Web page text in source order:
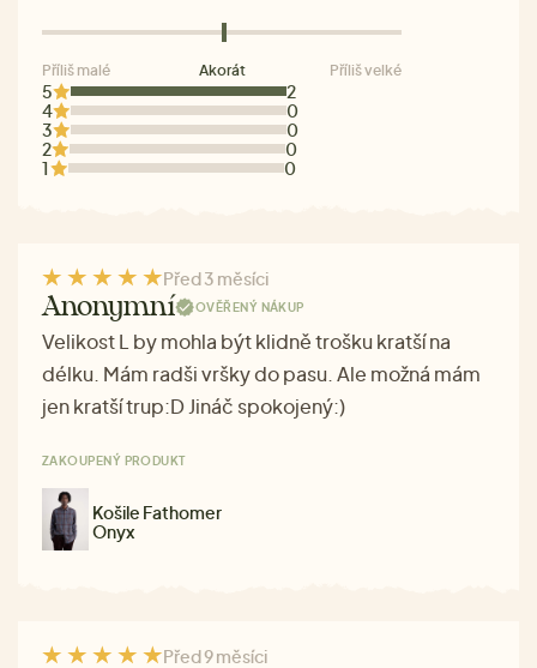
5
2
4
0
3
0
2
0
1
0
Příliš malé Akorát Příliš velké
Před 3 měsíci
Anonymní OVĚŘENÝ NÁKUP
Velikost L by mohla být klidně trošku kratší na
délku. Mám radši vršky do pasu. Ale možná mám
jen kratší trup:D Jináč spokojený:)
ZAKOUPENÝ PRODUKT
Košile Fathomer
Onyx
Před 9 měsíci